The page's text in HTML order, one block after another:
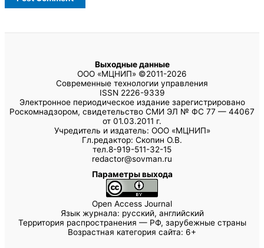
Выходные данные
ООО «МЦНИП» ©2011-2026
Современные технологии управления
ISSN 2226-9339
Электронное периодическое издание зарегистрировано
Роскомнадзором, свидетельство СМИ ЭЛ № ФС 77 — 44067
от 01.03.2011 г.
Учредитель и издатель: ООО «МЦНИП»
Гл.редактор: Скопин О.В.
тел.8-919-511-32-15
redactor@sovman.ru
Параметры выхода
Open Access Journal
Язык журнала: русский, английский
Территория распространения — РФ, зарубежные страны
Возрастная категория сайта: 6+